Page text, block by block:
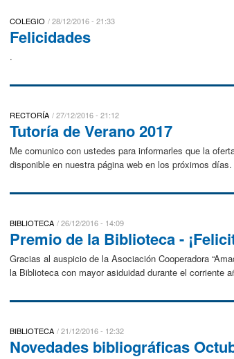
COLEGIO 28/12/2016 - 21:33
Felicidades
.
RECTORÍA 27/12/2016 - 21:12
Tutoría de Verano 2017
Me comunico con ustedes para informarles que la
disponible en nuestra página web en los próximos
BIBLIOTECA 26/12/2016 - 14:09
Premio de la Biblioteca -
Gracias al auspicio de la Asociación Cooperadora
la Biblioteca con mayor asiduidad durante el corriente
BIBLIOTECA 21/12/2016 - 12:32
Novedades bibliográficas